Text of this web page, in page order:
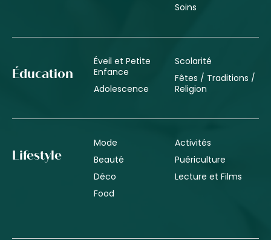
Soins
Éducation
Éveil et Petite
Enfance
Adolescence
Scolarité
Fêtes / Traditions /
Religion
Lifestyle
Mode
Beauté
Déco
Food
Activités
Puériculture
Lecture et Films